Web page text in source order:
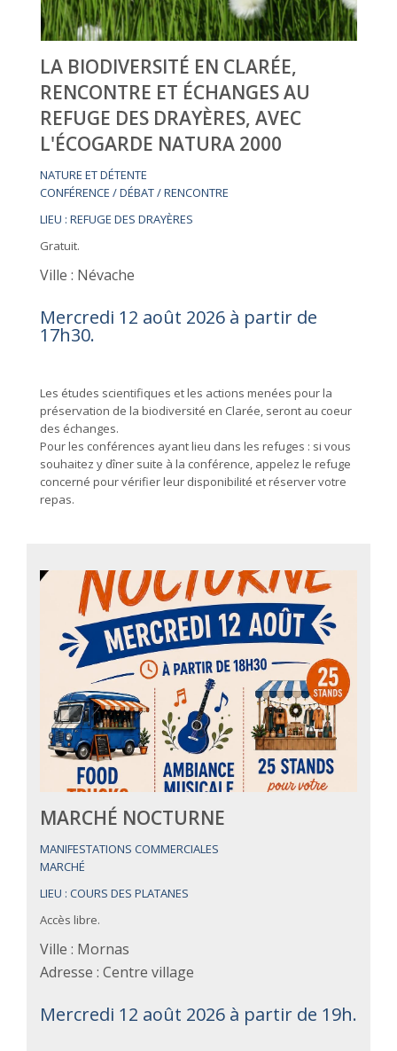
LA BIODIVERSITÉ EN CLARÉE,
RENCONTRE ET ÉCHANGES AU
REFUGE DES DRAYÈRES, AVEC
L'ÉCOGARDE NATURA 2000
NATURE ET DÉTENTE
CONFÉRENCE / DÉBAT / RENCONTRE
LIEU : REFUGE DES DRAYÈRES
Gratuit.
Ville : Névache
Mercredi 12 août 2026 à partir de
17h30.
Les études scientifiques et les actions menées pour la
préservation de la biodiversité en Clarée, seront au coeur
des échanges.
Pour les conférences ayant lieu dans les refuges : si vous
souhaitez y dîner suite à la conférence, appelez le refuge
concerné pour vérifier leur disponibilité et réserver votre
repas.
MARCHÉ NOCTURNE
MANIFESTATIONS COMMERCIALES
MARCHÉ
LIEU : COURS DES PLATANES
Accès libre.
Ville : Mornas
Adresse : Centre village
Mercredi 12 août 2026 à partir de 19h.